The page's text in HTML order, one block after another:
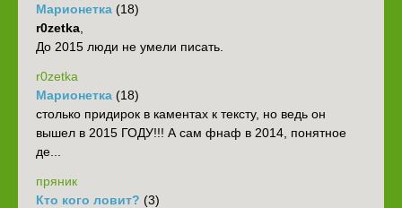
Марионетка (18)
r0zetka
До 2015 люди не умели писать.
r0zetka
Марионетка (18)
столько придирок в каментах к тексту, но ведь он
вышел в 2015 ГОДУ!!! А сам фнаф в 2014, понятное
де...
пряник
Кто кого ловит? (3)